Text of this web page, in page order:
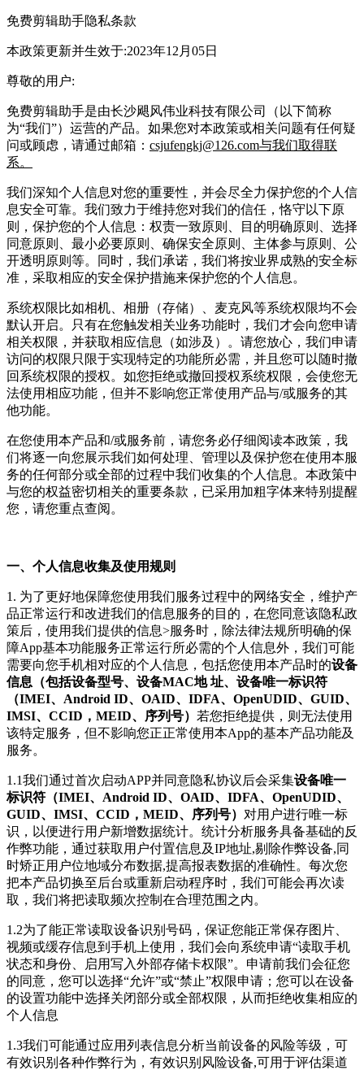
免费剪辑助手隐私条款
本政策更新并生效于:2023年12月05日
尊敬的用户:
免费剪辑助手是由长沙飓风伟业科技有限公司
（以下简称
为“我们”）运营的产品。如果您对本政策或相关问题有任何疑
问或顾虑，请通过邮箱： csjufengkj@126.com与我们取得联
系。
我们深知个人信息对您的重要性，并会尽全力保护您的个人信
息安全可靠。我们致力于维持您对我们的信任，恪守以下原
则，保护您的个人信息：权责一致原则、目的明确原则、选择
同意原则、最小必要原则、确保安全原则、主体参与原则、公
开透明原则等。同时，我们承诺，我们将按业界成熟的安全标
准，采取相应的安全保护措施来保护您的个人信息。
系统权限比如相机、相册（存储）、麦克风等系统权限均不会
默认开启。只有在您触发相关业务功能时，我们才会向您申请
相关权限，并获取相应信息（如涉及）。请您放心，我们申请
访问的权限只限于实现特定的功能所必需，并且您可以随时撤
回系统权限的授权。如您拒绝或撤回授权系统权限，会使您无
法使用相应功能，但并不影响您正常使用产品与/或服务的其
他功能。
在您使用本产品和/或服务前，请您务必仔细阅读本政策，我
们将逐一向您展示我们如何处理、管理以及保护您在使用本服
务的任何部分或全部的过程中我们收集的个人信息。本政策中
与您的权益密切相关的重要条款，已采用加粗字体来特别提醒
您，请您重点查阅。
一、个人信息收集及使用规则
1. 为了更好地保障您使用我们服务过程中的网络安全，维护产
品正常运行和改进我们的信息服务的目的，在您同意该隐私政
策后，使用我们提供的信息>服务时，除法律法规所明确的保
障App基本功能服务正常运行所必需的个人信息外，我们可能
需要向您手机相对应的个人信息，包括您使用本产品时的设备
信息（包括设备型号、设备MAC地 址、设备唯一标识符
（IMEI、Android ID、OAID、IDFA、OpenUDID、GUID、
IMSI、CCID，MEID、序列号） 若您拒绝提供，则无法使用
该特定服务，但不影响您正正常使用本App的基本产品功能及
服务。
1.1我们通过首次启动APP并同意隐私协议后会采集设备唯一
标识符（IMEI、Android ID、OAID、IDFA、OpenUDID、
GUID、IMSI、CCID，MEID、序列号） 对用户进行唯一标
识，以便进行用户新增数据统计。统计分析服务具备基础的反
作弊功能，通过获取用户付置信息及IP地址,剔除作弊设备,同
时矫正用户位地域分布数据,提高报表数据的准确性。每次您
把本产品切换至后台或重新启动程序时，我们可能会再次读
取，我们将把读取频次控制在合理范围之内。
1.2为了能正常读取设备识别号码，保证您能正常保存图片、
视频或缓存信息到手机上使用，我们会向系统申请“读取手机
状态和身份、启用写入外部存储卡权限”。申请前我们会征您
的同意，您可以选择“允许”或“禁止”权限申请；您可以在设备
的设置功能中选择关闭部分或全部权限，从而拒绝收集相应的
个人信息
1.3我们可能通过应用列表信息分析当前设备的风险等级，可
有效识别各种作弊行为，有效识别风险设备,可用于评估渠道